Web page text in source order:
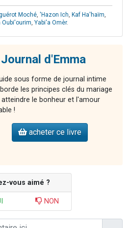
Moché, 'Hazon Ich, Kaf Ha'haïm,
, Yabi'a Omèr.
d'Emma
sous forme de journal intime
les principes clés du mariage
le bonheur et l'amour
!
acheter ce livre
vous aimé ?
NON